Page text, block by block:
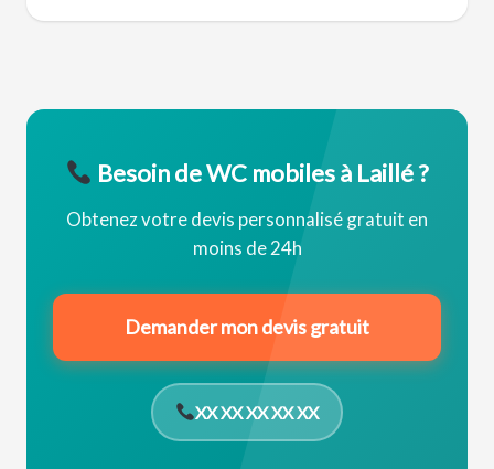
Besoin de WC mobiles à Laillé ?
Obtenez votre devis personnalisé gratuit en
moins de 24h
Demander mon devis gratuit
XX XX XX XX XX